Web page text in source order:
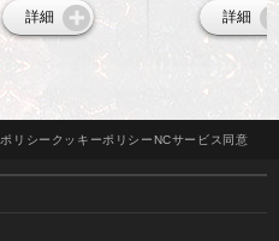
詳細 詳細
ポリシー クッキーポリシーNCサービス 同意